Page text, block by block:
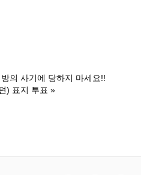
의 사기에 당하지 마세요!!
) 표지 투표 »